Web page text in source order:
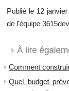
Publié le 12
de l'équipe
À lire
Comment
Quel budget